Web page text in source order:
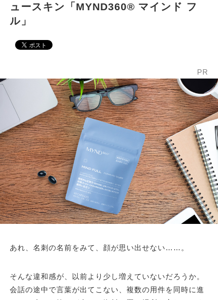
ュースキン「MYND360® マインド フ
ル」
PR
あれ、名刺の名前をみて、顔が思い出せない……。
そんな違和感が、以前より少し増えていないだろうか。
会話の途中で言葉が出てこない、複数の用件を同時に進